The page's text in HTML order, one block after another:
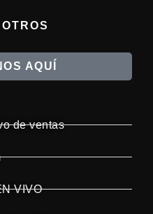
AQUÍ
de ventas
VIVO